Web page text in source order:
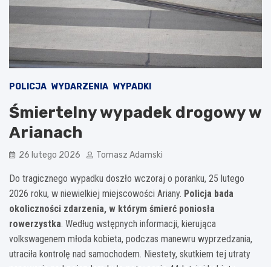
POLICJA WYDARZENIA WYPADKI
Śmiertelny wypadek drogowy w
Arianach
26 lutego 2026 Tomasz Adamski
Do tragicznego wypadku doszło wczoraj o poranku, 25 lutego
2026 roku, w niewielkiej miejscowości Ariany. Policja bada
okoliczności zdarzenia, w którym śmierć poniosła
rowerzystka. Według wstępnych informacji, kierująca
volkswagenem młoda kobieta, podczas manewru wyprzedzania,
utraciła kontrolę nad samochodem. Niestety, skutkiem tej utraty